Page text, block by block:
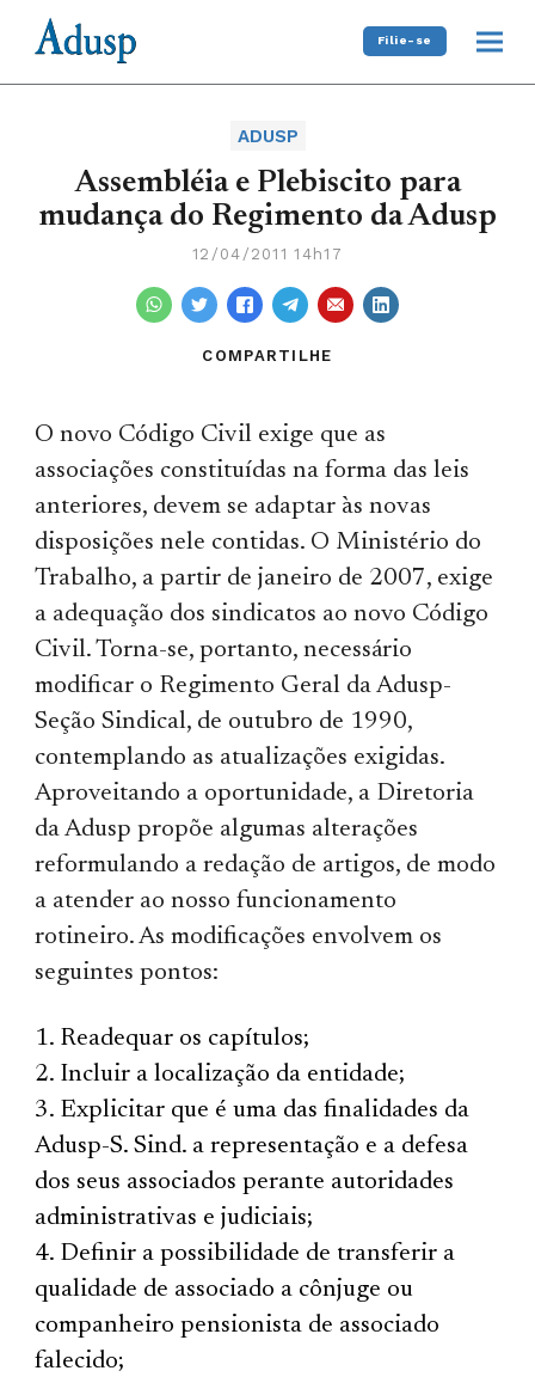
Filie-se
ADUSP
Assembléia e Plebiscito para
mudança do Regimento da Adusp
12/04/2011 14h17
COMPARTILHE
O novo Código Civil exige que as
associações constituídas na forma das leis
anteriores, devem se adaptar às novas
disposições nele contidas. O Ministério do
Trabalho, a partir de janeiro de 2007, exige
a adequação dos sindicatos ao novo Código
Civil. Torna-se, portanto, necessário
modificar o Regimento Geral da Adusp-
Seção Sindical, de outubro de 1990,
contemplando as atualizações exigidas.
Aproveitando a oportunidade, a Diretoria
da Adusp propõe algumas alterações
reformulando a redação de artigos, de modo
a atender ao nosso funcionamento
rotineiro. As modificações envolvem os
seguintes pontos:
Readequar os capítulos;
Incluir a localização da entidade;
Explicitar que é uma das finalidades da
Adusp-S. Sind. a representação e a defesa
dos seus associados perante autoridades
administrativas e judiciais;
Definir a possibilidade de transferir a
qualidade de associado a cônjuge ou
companheiro pensionista de associado
falecido;